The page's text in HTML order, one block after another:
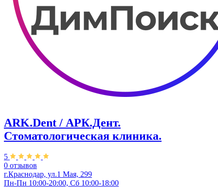
ARK.Dent / АРК.Дент.
Стоматологическая клиника.
5
0 отзывов
г.Краснодар, ул.1 Мая, 299
Пн-Пн 10:00-20:00, Сб 10:00-18:00